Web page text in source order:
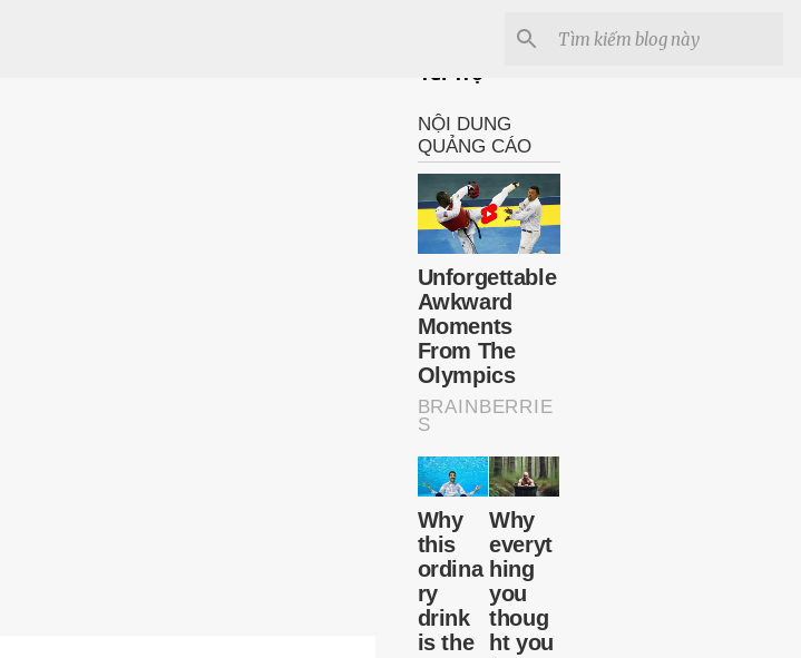
Tài Trợ